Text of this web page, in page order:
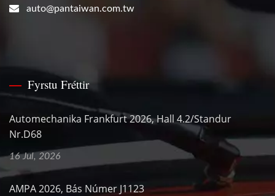
auto@pantaiwan.com.tw
Fyrstu Fréttir
Automechanika Frankfurt 2026, Hall 4.2/Standur
Nr.D68
16 Jul, 2026
AMPA 2026, Bás Númer J1123